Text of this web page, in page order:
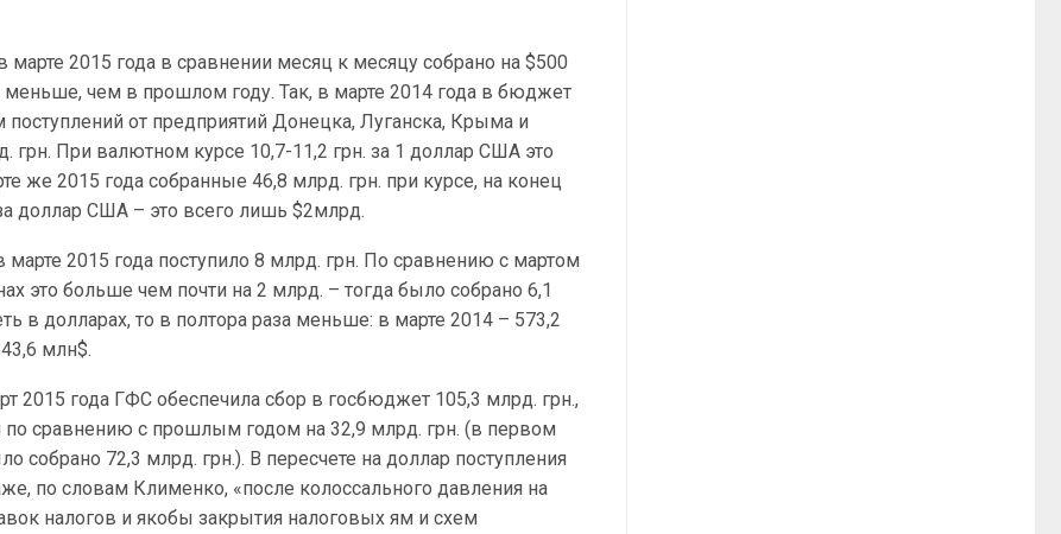
2015 года в сравнении месяц к месяцу собрано на $500
меньше, чем в прошлом году. Так, в марте 2014 года в бюджет
поступлений от предприятий Донецка, Луганска, Крыма и
грн. При валютном курсе 10,7-11,2 грн. за 1 доллар США это
же 2015 года собранные 46,8 млрд. грн. при курсе, на конец
доллар США – это всего лишь $2млрд.
2015 года поступило 8 млрд. грн. По сравнению с мартом
это больше чем почти на 2 млрд. – тогда было собрано 6,1
в долларах, то в полтора раза меньше: в марте 2014 – 573,2
млн$.
2015 года ГФС обеспечила сбор в госбюджет 105,3 млрд. грн.,
по сравнению с прошлым годом на 32,9 млрд. грн. (в первом
собрано 72,3 млрд. грн.). В пересчете на доллар поступления
по словам Клименко, «после колоссального давления на
налогов и якобы закрытия налоговых ям и схем